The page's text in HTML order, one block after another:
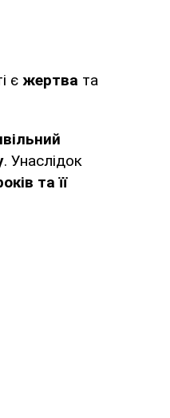
є жертва та
. Унаслідок
та її